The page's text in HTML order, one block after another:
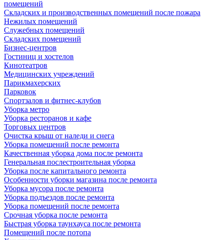
помещений
Складских и производственных помещений после пожара
Нежилых помещений
Служебных помещений
Складских помещений
Бизнес-центров
Гостиниц и хостелов
Кинотеатров
Медицинских учреждений
Парикмахерских
Парковок
Спортзалов и фитнес-клубов
Уборка метро
Уборка ресторанов и кафе
Торговых центров
Очистка крыш от наледи и снега
Уборка помещений после ремонта
Качественная уборка дома после ремонта
Генеральная послестроительная уборка
Уборка после капитального ремонта
Особенности уборки магазина после ремонта
Уборка мусора после ремонта
Уборка подъездов после ремонта
Уборка помещений после ремонта
Срочная уборка после ремонта
Быстрая уборка таунхауса после ремонта
Помещений после потопа